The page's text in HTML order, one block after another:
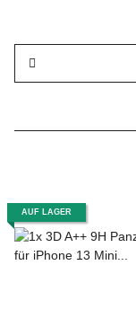
AUF LAGER